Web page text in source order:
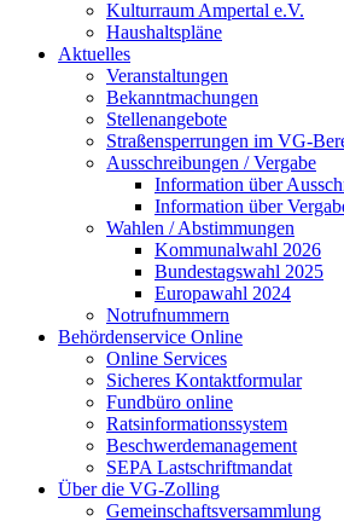
Kulturraum Ampertal e.V.
Haushaltspläne
Aktuelles
Veranstaltungen
Bekanntmachungen
Stellenangebote
Straßensperrungen im VG-
Ausschreibungen / Vergabe
Information über
Information über
Wahlen / Abstimmungen
Kommunalwahl 2026
Bundestagswahl 2025
Europawahl 2024
Notrufnummern
Behördenservice Online
Online Services
Sicheres Kontaktformular
Fundbüro online
Ratsinformationssystem
Beschwerdemanagement
SEPA Lastschriftmandat
Über die VG-Zolling
Gemeinschaftsversammlung